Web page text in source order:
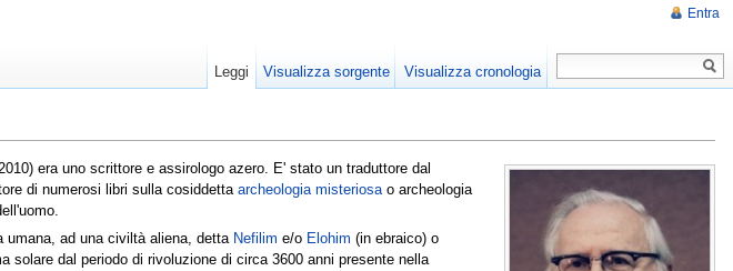
era uno scrittore e assirologo azero. E' stato un traduttore dal
di numerosi libri sulla cosiddetta archeologia misteriosao archeologia
umana, ad una civiltà aliena, detta Nefilim e/o Elohim (in ebraico) o
solare dal periodo di rivoluzione di circa 3600 anni presente nella
Entra
Leggi Visualizza sorgente Visualizza cronologia